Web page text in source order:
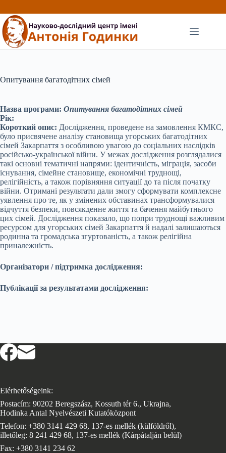
до
вмісту
Опитування багатодітних сімей
Назва програми: Опитування багатодітних сімей
Рік:
Короткий опис: Дослідження, проведене на замовлення КМКС,
було присвячене аналізу становища угорських багатодітних
сімей Закарпаття з особливою увагою до соціальних наслідків
російсько-української війни. У межах дослідження розглядалися
такі основні тематичні напрями: ідентичність, міграція, засоби
існування, сімейне становище, економічні труднощі,
релігійність, а також порівняння ситуації до та після початку
війни. Отримані результати дали змогу сформувати комплексне
уявлення про те, як у змінених обставинах трансформувалися
відчуття безпеки, повсякденне життя та бачення майбутнього
цих сімей. Дослідження показало, що попри труднощі важливим
ресурсом для угорських сімей Закарпаття й надалі залишаються
родинна та громадська згуртованість, а також релігійна
приналежність.
Організатори / підтримка дослідження:
Публікації за результатами дослідження:
Elérhetőségeink:
Postacím: 90202 Beregszász, Kossuth tér 6., Ukrajna,
Hodinka Antal Nyelvészeti Kutatóközpont
Telefon: +380 3141 429 68, 137-es mellék (külföldről),
illetőleg: 8 241 429 68, 137-es mellék (Kárpátalján belül)
Fax: +380 3141 234 62